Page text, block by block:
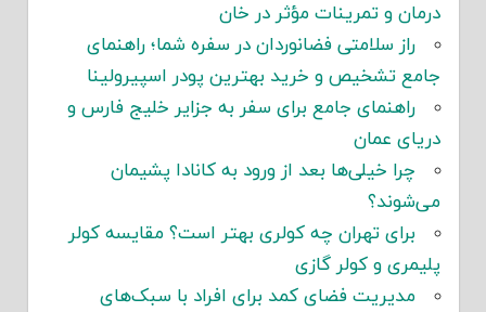
درمان و تمرینات مؤثر در خان
راز سلامتی فضانوردان در سفره شما؛ راهنمای
جامع تشخیص و خرید بهترین پودر اسپیرولینا
راهنمای جامع برای سفر به جزایر خلیج فارس و
دریای عمان
چرا خیلی‌ها بعد از ورود به کانادا پشیمان
می‌شوند؟
برای تهران چه کولری بهتر است؟ مقایسه کولر
پلیمری و کولر گازی
مدیریت فضای کمد برای افراد با سبک‌های